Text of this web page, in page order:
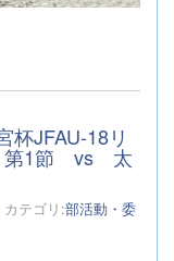
JFAU-18リ
第1節 vs 太
カテゴリ:部活動・委